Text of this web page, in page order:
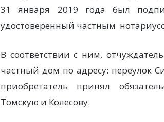
31 января 2019 года был
удостоверенный частным
В соответствии с ним,
частный дом по адресу: переулок
приобретатель принял
Томскую и Колесову.